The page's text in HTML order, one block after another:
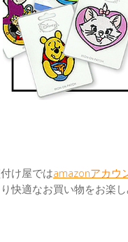
け屋ではamazonアカウ
り快適なお買い物をお楽